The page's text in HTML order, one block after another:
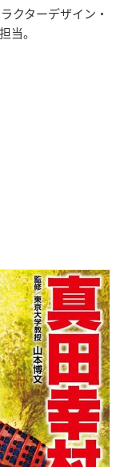
クターデザイン・
当。